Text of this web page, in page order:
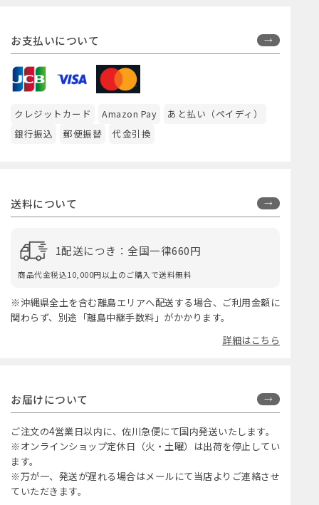
お支払いについて
クレジットカード Amazon Pay
あと払い（ペイディ）
銀行振込
郵便振替 代金引換
送料について
1配送につき：全国一律660円
商品代金税込10,000円以上のご購入で送料無料
※沖縄県全土を含む離島エリアへ配送する場合、ご利用金額に
関わらず、別途「離島中継手数料」がかかります。
詳細はこちら
お届けについて
ご注文の4営業日以内に、佐川急便にて国内発送いたします。
※オンラインショップ定休日（火・土曜）は出荷を停止してい
ます。
※万が一、発送が遅れる場合はメールにて当店よりご連絡させ
ていただきます。